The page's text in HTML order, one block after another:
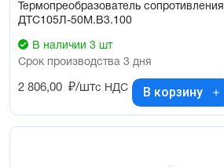
Термопреобразователь сопротивления
ДТС105Л-50М.В3.100
В наличии 3 шт
Срок производства 3 дня
2 806,00 ₽/штс НДС В корзину